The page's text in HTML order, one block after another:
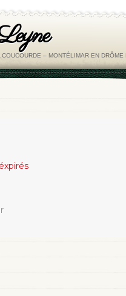
– MONTÉLIMAR EN DRÔME